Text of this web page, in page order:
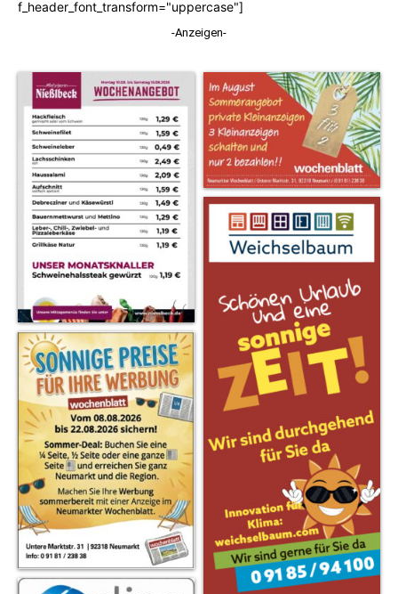
f_header_font_transform="uppercase"]
-Anzeigen-